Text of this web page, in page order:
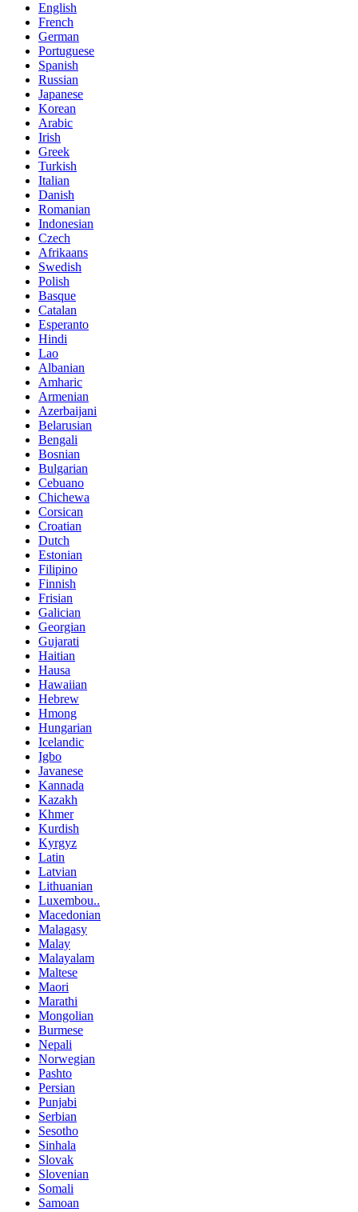
English
French
German
Portuguese
Spanish
Russian
Japanese
Korean
Arabic
Irish
Greek
Turkish
Italian
Danish
Romanian
Indonesian
Czech
Afrikaans
Swedish
Polish
Basque
Catalan
Esperanto
Hindi
Lao
Albanian
Amharic
Armenian
Azerbaijani
Belarusian
Bengali
Bosnian
Bulgarian
Cebuano
Chichewa
Corsican
Croatian
Dutch
Estonian
Filipino
Finnish
Frisian
Galician
Georgian
Gujarati
Haitian
Hausa
Hawaiian
Hebrew
Hmong
Hungarian
Icelandic
Igbo
Javanese
Kannada
Kazakh
Khmer
Kurdish
Kyrgyz
Latin
Latvian
Lithuanian
Luxembou..
Macedonian
Malagasy
Malay
Malayalam
Maltese
Maori
Marathi
Mongolian
Burmese
Nepali
Norwegian
Pashto
Persian
Punjabi
Serbian
Sesotho
Sinhala
Slovak
Slovenian
Somali
Samoan